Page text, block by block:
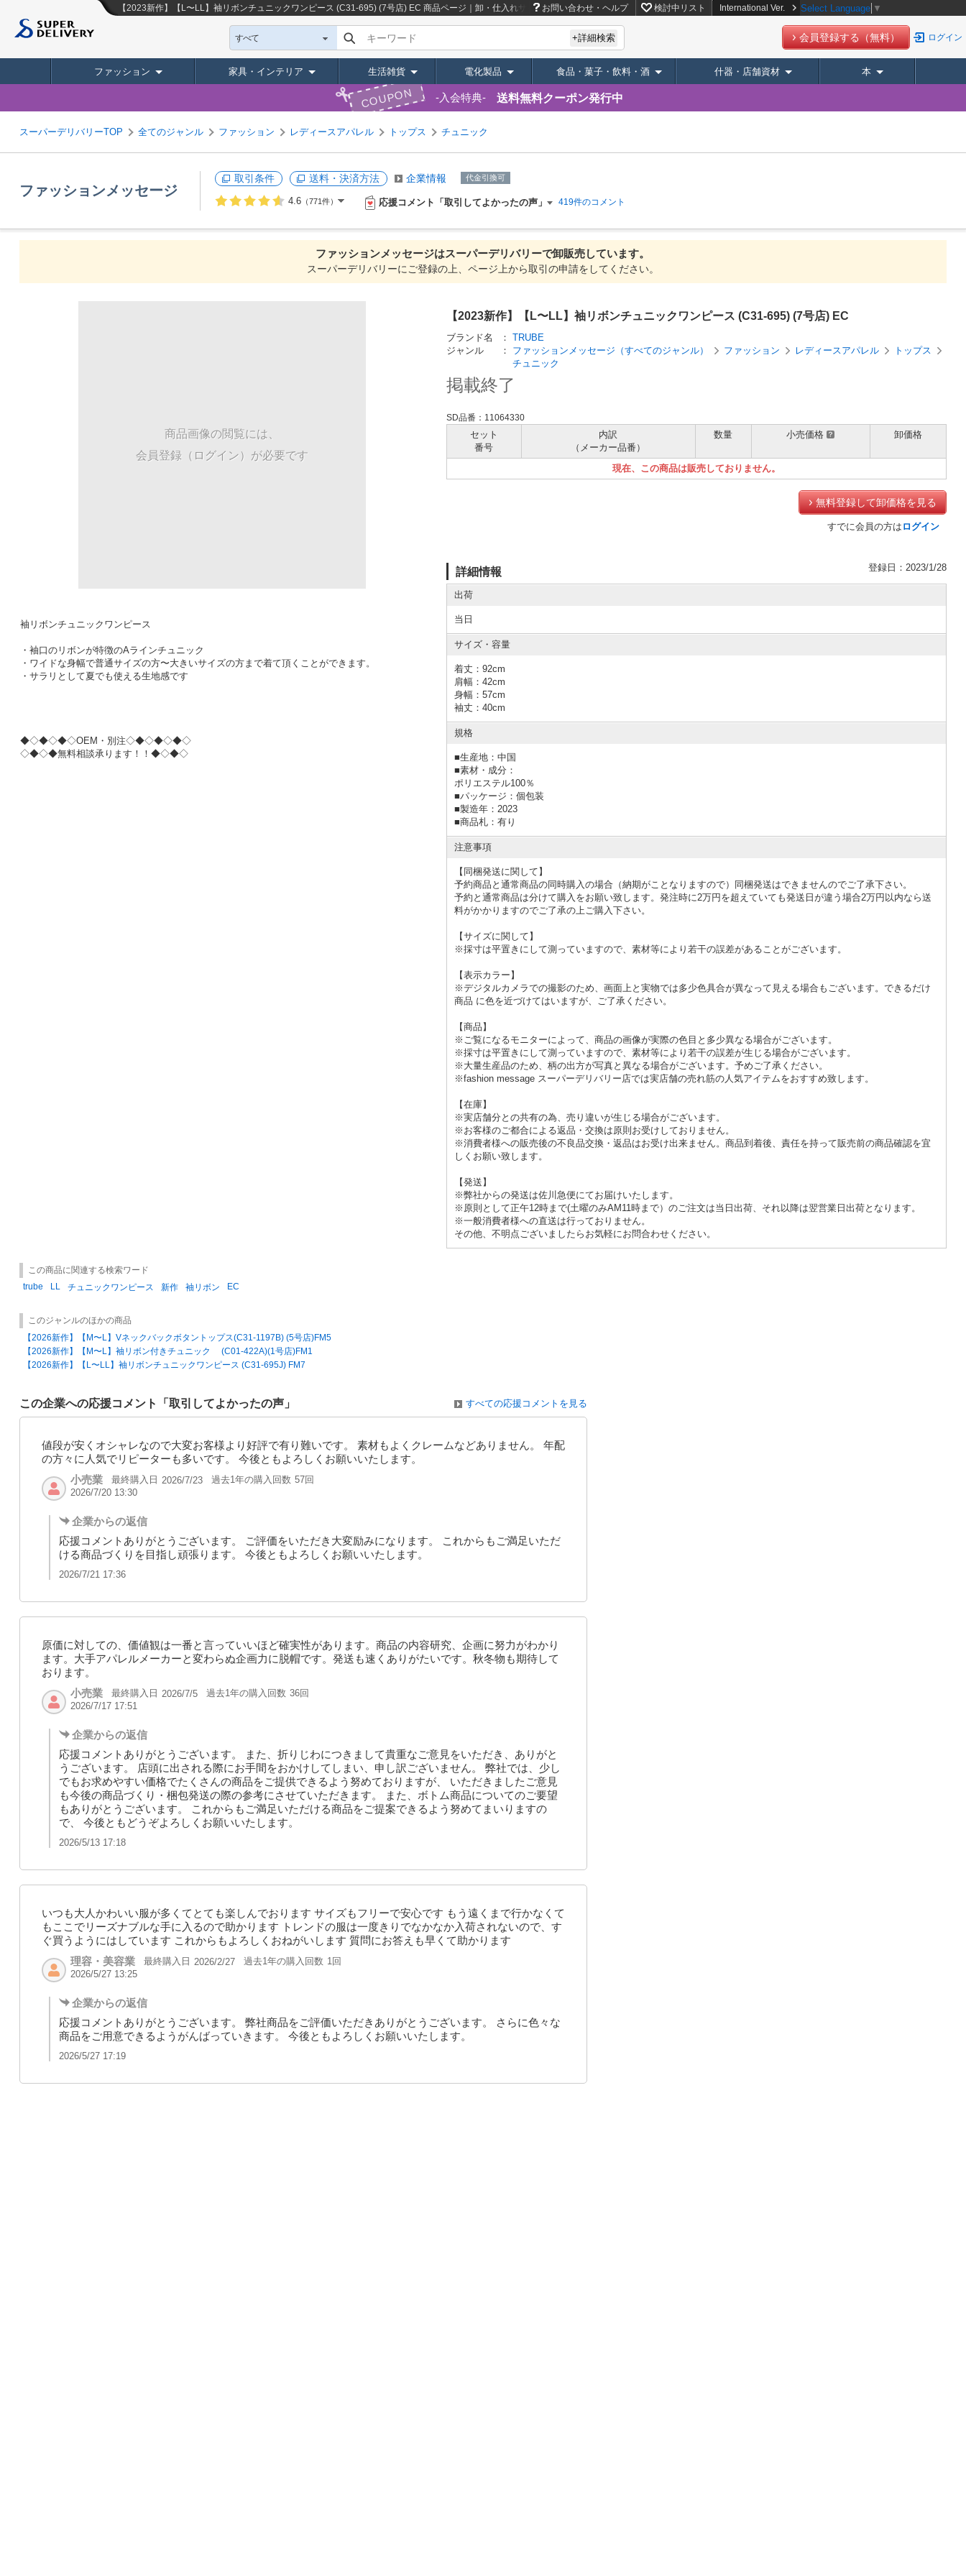
【2023新作】【L〜LL】袖リボンチュニックワンピース (C31-695) (7号店) EC 商品ページ｜卸・仕入れサイト【スーパーデリバリー】
お問い合わせ・ヘルプ 検討中リスト International Ver. Select Language ▼
すべて キーワード +詳細検索 会員登録する（無料） ログイン
ファッション 家具・インテリア 生活雑貨 電化製品 食品・菓子・飲料・酒 什器・店舗資材 本
COUPON 入会特典 送料無料クーポン発行中
スーパーデリバリーTOP 全てのジャンル ファッション レディースアパレル トップス チュニック
ファッションメッセージ
取引条件 送料・決済方法 企業情報 代金引換可
4.6 （771件） 応援コメント「取引してよかったの声」 419件のコメント
ファッションメッセージはスーパーデリバリーで卸販売しています。
スーパーデリバリーにご登録の上、ページ上から取引の申請をしてください。
商品画像の閲覧には、
会員登録（ログイン）が必要です
袖リボンチュニックワンピース
・袖口のリボンが特徴のAラインチュニック
・ワイドな身幅で普通サイズの方〜大きいサイズの方まで着て頂くことができます。
・サラリとして夏でも使える生地感です
◆◇◆◇◆◇OEM・別注◇◆◇◆◇◆◇
◇◆◇◆無料相談承ります！！◆◇◆◇
【2023新作】【L〜LL】袖リボンチュニックワンピース (C31-695) (7号店) EC
ブランド名 ： TRUBE
ジャンル
： ファッションメッセージ（すべてのジャンル） ファッション レディースアパレル
トップス
チュニック
掲載終了
SD品番：11064330
セット
番号
内訳
（メーカー品番）
数量 小売価格 卸価格
現在、この商品は販売しておりません。
無料登録して卸価格を見る
すでに会員の方は ログイン
詳細情報 登録日：2023/1/28
出荷
当日
サイズ・容量
着丈：92cm
肩幅：42cm
身幅：57cm
袖丈：40cm
規格
■生産地：中国
■素材・成分：
ポリエステル100％
■パッケージ：個包装
■製造年：2023
■商品札：有り
注意事項
【同梱発送に関して】
予約商品と通常商品の同時購入の場合（納期がことなりますので）同梱発送はできませんのでご了承下さい。
予約と通常商品は分けて購入をお願い致します。発注時に2万円を超えていても発送日が違う場合2万円以内なら送
料がかかりますのでご了承の上ご購入下さい。
【サイズに関して】
※採寸は平置きにして測っていますので、素材等により若干の誤差があることがございます。
【表示カラー】
※デジタルカメラでの撮影のため、画面上と実物では多少色具合が異なって見える場合もございます。できるだけ
商品 に色を近づけてはいますが、ご了承ください。
【商品】
※ご覧になるモニターによって、商品の画像が実際の色目と多少異なる場合がございます。
※採寸は平置きにして測っていますので、素材等により若干の誤差が生じる場合がございます。
※大量生産品のため、柄の出方が写真と異なる場合がございます。予めご了承ください。
※fashion message スーパーデリバリー店では実店舗の売れ筋の人気アイテムをおすすめ致します。
【在庫】
※実店舗分との共有の為、売り違いが生じる場合がございます。
※お客様のご都合による返品・交換は原則お受けしておりません。
※消費者様への販売後の不良品交換・返品はお受け出来ません。商品到着後、責任を持って販売前の商品確認を宜
しくお願い致します。
【発送】
※弊社からの発送は佐川急便にてお届けいたします。
※原則として正午12時まで(土曜のみAM11時まで）のご注文は当日出荷、それ以降は翌営業日出荷となります。
※一般消費者様への直送は行っておりません。
その他、不明点ございましたらお気軽にお問合わせください。
この商品に関連する検索ワード
trube
LL チュニックワンピース 新作 袖リボン EC
このジャンルのほかの商品
【2026新作】【M〜L】Vネックバックボタントップス(C31-1197B) (5号店)FM5
【2026新作】【M〜L】袖リボン付きチュニック (C01-422A)(1号店)FM1
【2026新作】【L〜LL】袖リボンチュニックワンピース (C31-695J) FM7
この企業への応援コメント「取引してよかったの声」 すべての応援コメントを見る
値段が安くオシャレなので大変お客様より好評で有り難いです。 素材もよくクレームなどありません。 年配
の方々に人気でリピーターも多いです。 今後ともよろしくお願いいたします。
小売業
最終購入日 2026/7/23 過去1年の購入回数 57回
2026/7/20 13:30
企業からの返信
応援コメントありがとうございます。 ご評価をいただき大変励みになります。 これからもご満足いただ
ける商品づくりを目指し頑張ります。 今後ともよろしくお願いいたします。
2026/7/21 17:36
原価に対しての、価値観は一番と言っていいほど確実性があります。商品の内容研究、企画に努力がわかり
ます。大手アパレルメーカーと変わらぬ企画力に脱帽です。発送も速くありがたいです。秋冬物も期待して
おります。
小売業
最終購入日 2026/7/5 過去1年の購入回数 36回
2026/7/17 17:51
企業からの返信
応援コメントありがとうございます。 また、折りじわにつきまして貴重なご意見をいただき、ありがと
うございます。 店頭に出される際にお手間をおかけしてしまい、申し訳ございません。 弊社では、少し
でもお求めやすい価格でたくさんの商品をご提供できるよう努めておりますが、 いただきましたご意見
も今後の商品づくり・梱包発送の際の参考にさせていただきます。 また、ボトム商品についてのご要望
もありがとうございます。 これからもご満足いただける商品をご提案できるよう努めてまいりますの
で、 今後ともどうぞよろしくお願いいたします。
2026/5/13 17:18
いつも大人かわいい服が多くてとても楽しんでおります サイズもフリーで安心です もう遠くまで行かなくて
もここでリーズナブルな手に入るので助かります トレンドの服は一度きりでなかなか入荷されないので、す
ぐ買うようにはしています これからもよろしくおねがいします 質問にお答えも早くて助かります
理容・美容業
最終購入日 2026/2/27 過去1年の購入回数 1回
2026/5/27 13:25
企業からの返信
応援コメントありがとうございます。 弊社商品をご評価いただきありがとうございます。 さらに色々な
商品をご用意できるようがんばっていきます。 今後ともよろしくお願いいたします。
2026/5/27 17:19